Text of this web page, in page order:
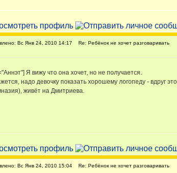
Вс Янв 24, 2010 14:17 Re: Ребёнок не хочет разговаривать
Я вижу что она хочет, но не получается.
надо девочку показать хорошему логопеду - вдруг
живёт на Дмитриева.
Вс Янв 24, 2010 15:04 Re: Ребёнок не хочет разговаривать